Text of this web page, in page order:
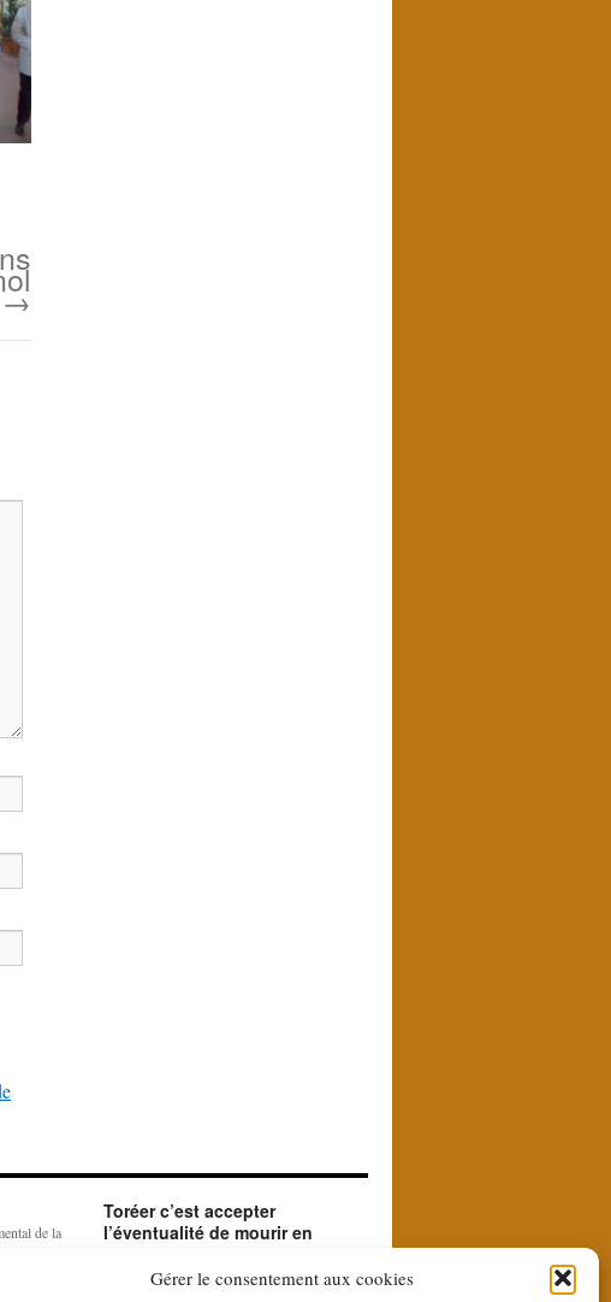
Gérer le consentement aux cookies
→
de la
Il est
physique
Toréer c’est accepter
l’éventualité de mourir en
Le matador accepte en toréant l'éventualité de